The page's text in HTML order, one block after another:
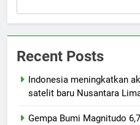
Recent Posts
Indonesia meningkatkan
satelit baru Nusantara
Gempa Bumi Magnitudo